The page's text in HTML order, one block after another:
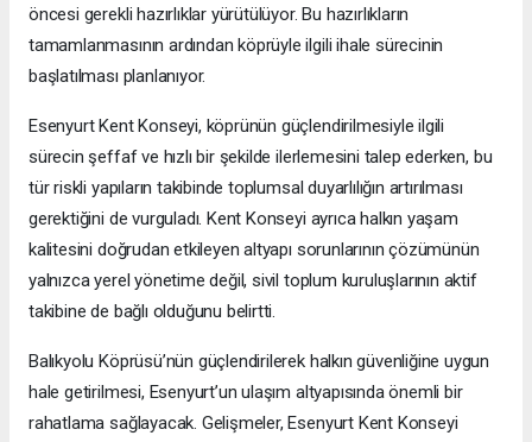
öncesi gerekli hazırlıklar yürütülüyor. Bu hazırlıkların
tamamlanmasının ardından köprüyle ilgili ihale sürecinin
başlatılması planlanıyor.
Esenyurt Kent Konseyi, köprünün güçlendirilmesiyle ilgili
sürecin şeffaf ve hızlı bir şekilde ilerlemesini talep ederken, bu
tür riskli yapıların takibinde toplumsal duyarlılığın artırılması
gerektiğini de vurguladı. Kent Konseyi ayrıca halkın yaşam
kalitesini doğrudan etkileyen altyapı sorunlarının çözümünün
yalnızca yerel yönetime değil, sivil toplum kuruluşlarının aktif
takibine de bağlı olduğunu belirtti.
Balıkyolu Köprüsü’nün güçlendirilerek halkın güvenliğine uygun
hale getirilmesi, Esenyurt’un ulaşım altyapısında önemli bir
rahatlama sağlayacak. Gelişmeler, Esenyurt Kent Konseyi